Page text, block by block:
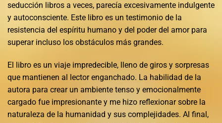
seducción libros a veces, parecía excesivamente indulgente
y autoconsciente. Este libro es un testimonio de la
resistencia del espíritu humano y del poder del amor para
superar incluso los obstáculos más grandes.
El libro es un viaje impredecible, lleno de giros y sorpresas
que mantienen al lector enganchado. La habilidad de la
autora para crear un ambiente tenso y emocionalmente
cargado fue impresionante y me hizo reflexionar sobre la
naturaleza de la humanidad y sus complejidades. Al final,